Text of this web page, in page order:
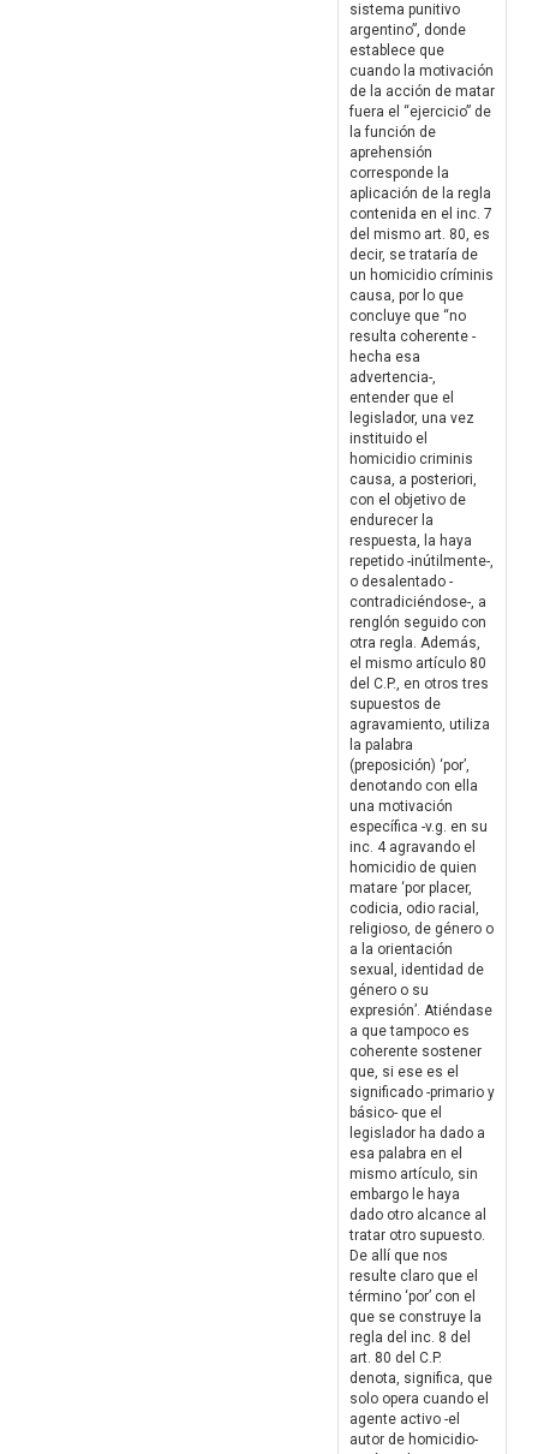
sistema punitivo
argentino”, donde
establece que
cuando la motivación
de la acción de matar
fuera el “ejercicio” de
la función de
aprehensión
corresponde la
aplicación de la regla
contenida en el inc. 7
del mismo art. 80, es
decir, se trataría de
un homicidio críminis
causa, por lo que
concluye que “no
resulta coherente -
hecha esa
advertencia-,
entender que el
legislador, una vez
instituido el
homicidio criminis
causa, a posteriori,
con el objetivo de
endurecer la
respuesta, la haya
repetido -inútilmente-,
o desalentado -
contradiciéndose-, a
renglón seguido con
otra regla. Además,
el mismo artículo 80
del C.P., en otros tres
supuestos de
agravamiento, utiliza
la palabra
(preposición) ‘por’,
denotando con ella
una motivación
específica -v.g. en su
inc. 4 agravando el
homicidio de quien
matare ‘por placer,
codicia, odio racial,
religioso, de género o
a la orientación
sexual, identidad de
género o su
expresión’. Atiéndase
a que tampoco es
coherente sostener
que, si ese es el
significado -primario y
básico- que el
legislador ha dado a
esa palabra en el
mismo artículo, sin
embargo le haya
dado otro alcance al
tratar otro supuesto.
De allí que nos
resulte claro que el
término ‘por’ con el
que se construye la
regla del inc. 8 del
art. 80 del C.P.
denota, significa, que
solo opera cuando el
agente activo -el
autor de homicidio-